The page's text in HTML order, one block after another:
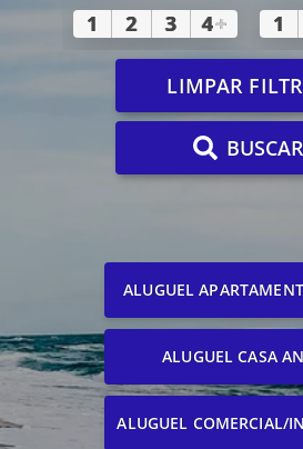
1 2 3 4+ 1
LIMPAR
BUSCAR
ALUGUEL
ALUGUEL CASA
ALUGUEL COMERCIAL/